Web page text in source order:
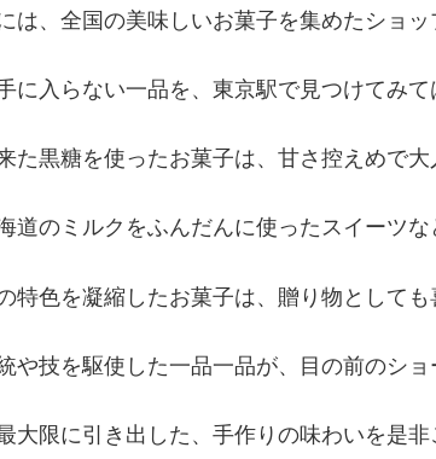
は、全国の美味しいお菓子を集めたショッ
に入らない一品を、東京駅で見つけてみて
た黒糖を使ったお菓子は、甘さ控えめで大
道のミルクをふんだんに使ったスイーツな
特色を凝縮したお菓子は、贈り物としても
や技を駆使した一品一品が、目の前のショ
大限に引き出した、手作りの味わいを是非